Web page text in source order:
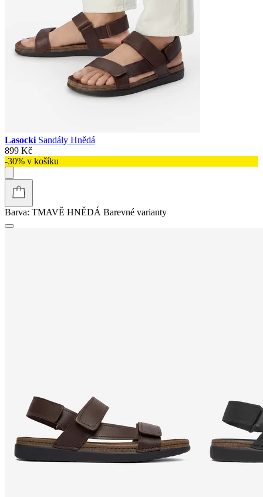
Lasocki Sandály Hnědá
899 Kč
-30% v košíku
Barva: TMAVĚ HNĚDÁ Barevné varianty